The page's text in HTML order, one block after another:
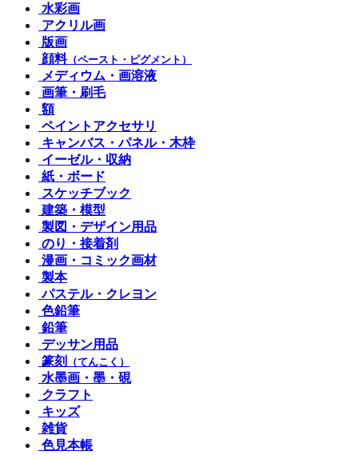
水彩画
アクリル画
版画
顔料（ペースト・ピグメント）
メディウム・画溶液
画筆・刷毛
額
ペイントアクセサリ
キャンバス・パネル・木枠
イーゼル・収納
紙・ボード
スケッチブック
建築・模型
製図・デザイン用品
のり・接着剤
漫画・コミック画材
製本
パステル・クレヨン
色鉛筆
鉛筆
デッサン用品
篆刻
（てんこく）
水墨画・墨・硯
クラフト
キッズ
雑貨
色見本帳